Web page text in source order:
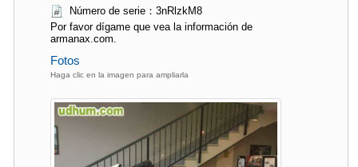
Número de serie：3nRlzkM8
Por favor dígame que vea la información de
armanax.com.
Fotos
Haga clic en la imagen para ampliarla